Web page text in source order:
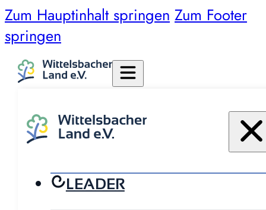
Zum Hauptinhalt springen Zum Footer
springen
LEADER